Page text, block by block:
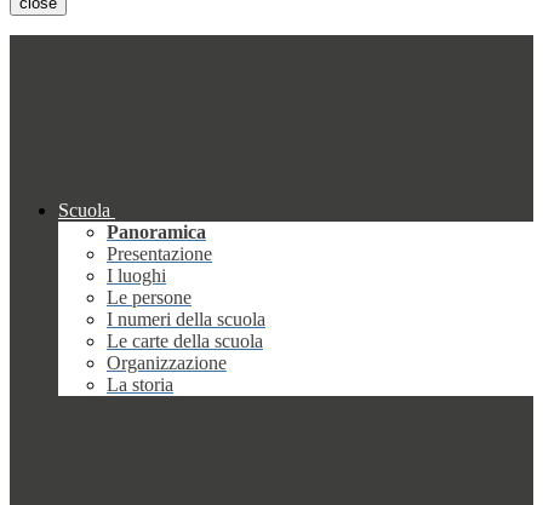
Scuola
Panoramica
Presentazione
I luoghi
Le persone
I numeri della scuola
Le carte della scuola
Organizzazione
La storia